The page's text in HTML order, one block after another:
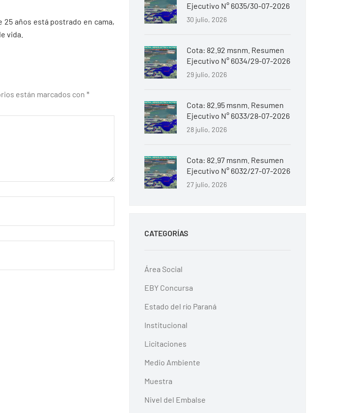
25 años está postrado en cama,
vida.
están marcados con *
Ejecutivo N° 6035/30-07-2026
30 julio, 2026
Cota: 82.92 msnm. Resumen
Ejecutivo N° 6034/29-07-2026
29 julio, 2026
Cota: 82.95 msnm. Resumen
Ejecutivo N° 6033/28-07-2026
28 julio, 2026
Cota: 82.97 msnm. Resumen
Ejecutivo N° 6032/27-07-2026
27 julio, 2026
CATEGORÍAS
Área Social
EBY Concursa
Estado del río Paraná
Institucional
Licitaciones
Medio Ambiente
Muestra
Nivel del Embalse